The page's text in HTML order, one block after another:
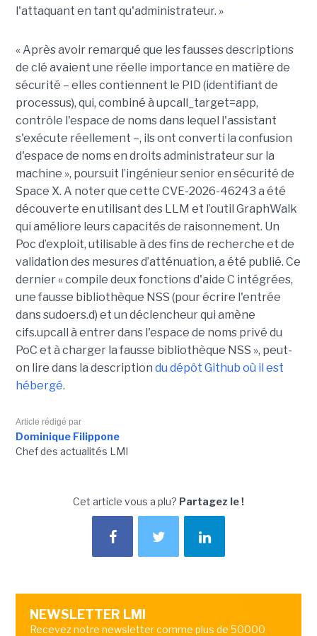
l'attaquant en tant qu'administrateur. »
« Après avoir remarqué que les fausses descriptions
de clé avaient une réelle importance en matière de
sécurité – elles contiennent le PID (identifiant de
processus), qui, combiné à upcall_target=app,
contrôle l'espace de noms dans lequel l'assistant
s'exécute réellement –, ils ont converti la confusion
d'espace de noms en droits administrateur sur la
machine », poursuit l’ingénieur senior en sécurité de
Space X. A noter que cette CVE-2026-46243 a été
découverte en utilisant des LLM et l’outil GraphWalk
qui améliore leurs capacités de raisonnement. Un
Poc d’exploit, utilisable à des fins de recherche et de
validation des mesures d’atténuation, a été publié. Ce
dernier « compile deux fonctions d'aide C intégrées,
une fausse bibliothèque NSS (pour écrire l'entrée
dans sudoers.d) et un déclencheur qui amène
cifs.upcall à entrer dans l'espace de noms privé du
PoC et à charger la fausse bibliothèque NSS », peut-
on lire dans la description du dépôt Github où il est
hébergé.
Article rédigé par
Dominique Filippone
Chef des actualités LMI
Cet article vous a plu? Partagez le !
NEWSLETTER LMI
Recevez notre newsletter comme plus de 50000